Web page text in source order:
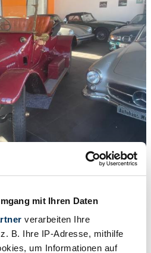
mit Ihren Daten
verarbeiten Ihre
B. Ihre IP-Adresse, mithilfe
um Informationen auf
Fahrzeug mit kompletter